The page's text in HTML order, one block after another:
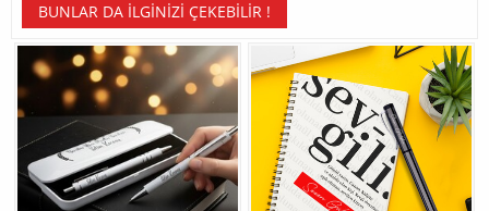
BUNLAR DA İLGINIZI ÇEKEBILIR !